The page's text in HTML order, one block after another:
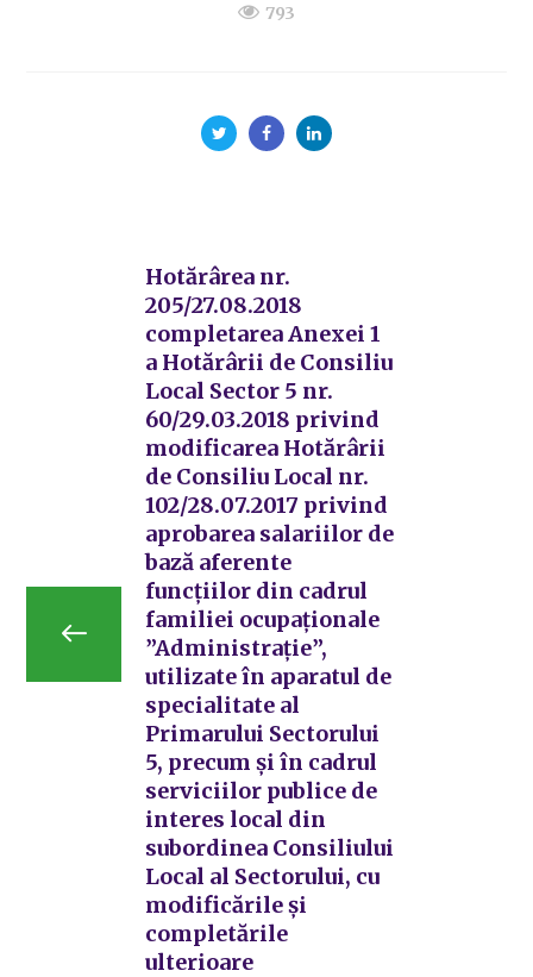
793
Hotărârea nr.
205/27.08.2018
completarea Anexei 1
a Hotărârii de Consiliu
Local Sector 5 nr.
60/29.03.2018 privind
modificarea Hotărârii
de Consiliu Local nr.
102/28.07.2017 privind
aprobarea salariilor de
bază aferente
funcțiilor din cadrul
familiei ocupaționale
”Administrație”,
utilizate în aparatul de
specialitate al
Primarului Sectorului
5, precum și în cadrul
serviciilor publice de
interes local din
subordinea Consiliului
Local al Sectorului, cu
modificările și
completările
ulterioare